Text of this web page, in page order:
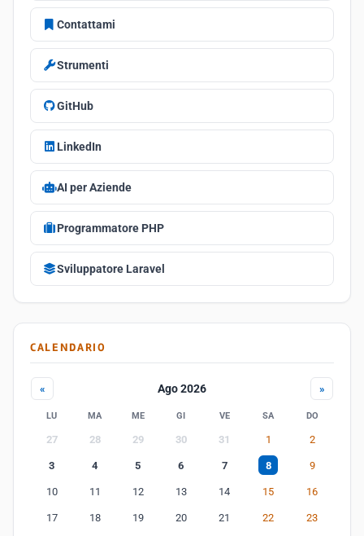
Contattami
Strumenti
GitHub
LinkedIn
AI per Aziende
Programmatore PHP
Sviluppatore Laravel
CALENDARIO
« Ago 2026 »
LU MA ME GI VE SA DO
27 28 29 30 31 1 2
3 4 5 6 7 8 9
10 11 12 13 14 15 16
17 18 19 20 21 22 23